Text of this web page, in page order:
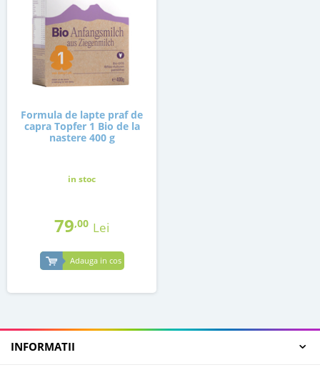
Formula de lapte praf de
capra Topfer 1 Bio de la
nastere 400 g
in stoc
79,00 Lei
Adauga in cos
INFORMATII